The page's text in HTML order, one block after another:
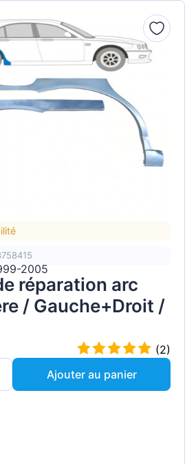
2005
réparation arc
/ Gauche+Droit /
(2)
Ajouter au panier